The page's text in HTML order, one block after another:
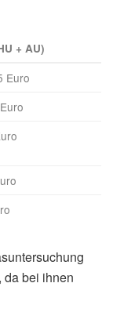
+ AU)
Euro
da bei ihnen